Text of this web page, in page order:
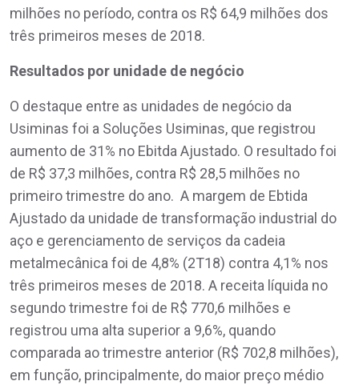
milhões no período, contra os R$ 64,9 milhões dos
três primeiros meses de 2018.
Resultados por unidade de negócio
O destaque entre as unidades de negócio da
Usiminas foi a Soluções Usiminas, que registrou
aumento de 31% no Ebitda Ajustado. O resultado foi
de R$ 37,3 milhões, contra R$ 28,5 milhões no
primeiro trimestre do ano. A margem de Ebtida
Ajustado da unidade de transformação industrial do
aço e gerenciamento de serviços da cadeia
metalmecânica foi de 4,8% (2T18) contra 4,1% nos
três primeiros meses de 2018. A receita líquida no
segundo trimestre foi de R$ 770,6 milhões e
registrou uma alta superior a 9,6%, quando
comparada ao trimestre anterior (R$ 702,8 milhões),
em função, principalmente, do maior preço médio